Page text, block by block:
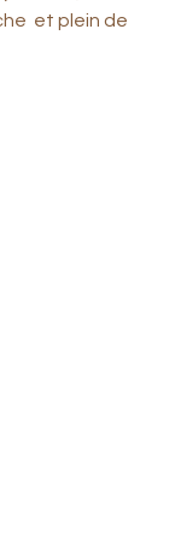
et plein de